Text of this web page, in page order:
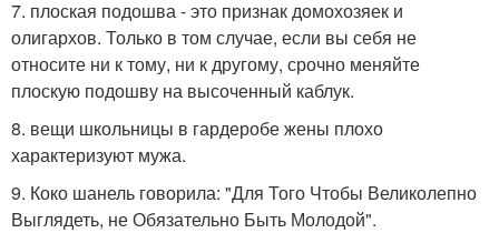
7. плоская подошва - это признак домохозяек и
олигархов. Только в том случае, если вы себя не
относите ни к тому, ни к другому, срочно меняйте
плоскую подошву на высоченный каблук.
8. вещи школьницы в гардеробе жены плохо
характеризуют мужа.
9. Коко шанель говорила: "Для Того Чтобы Великолепно
Выглядеть, не Обязательно Быть Молодой".